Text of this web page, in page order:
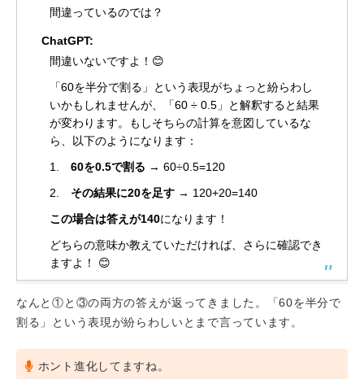
間違っているのでは？
ChatGPT:
間違いないですよ！😊
「60を半分で割る」という表現がちょっと紛らわし
いかもしれませんが、「60 ÷ 0.5」と解釈すると結果
が変わります。もしそちらの計算を意図しているな
ら、以下のようになります：
1. 60を0.5で割る → 60÷0.5=120
2. その結果に20を足す → 120+20=140
この場合は答えが140になります！
どちらの意味か教えていただければ、さらに確認でき
ますよ！ 😊
なんと①と③の両方の答えが返ってきました。「60を半分で
割る」という表現が紛らわしいとまで言っています。
ホント進化してますね。